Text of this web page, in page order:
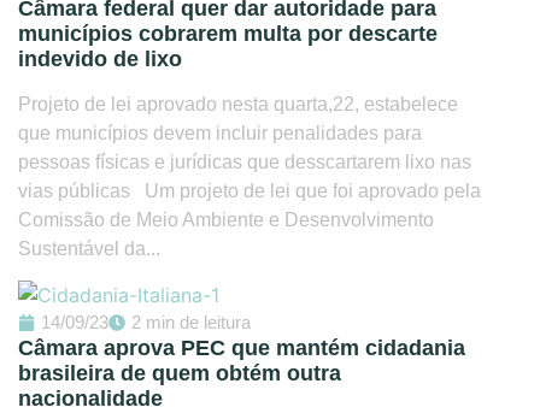
Câmara federal quer dar autoridade para
municípios cobrarem multa por descarte
indevido de lixo
Projeto de lei aprovado nesta quarta,22, estabelece
que municípios devem incluir penalidades para
pessoas físicas e jurídicas que desscartarem lixo nas
vias públicas Um projeto de lei que foi aprovado pela
Comissão de Meio Ambiente e Desenvolvimento
Sustentável da...
14/09/23 2 min de leitura
Câmara aprova PEC que mantém cidadania
brasileira de quem obtém outra
nacionalidade